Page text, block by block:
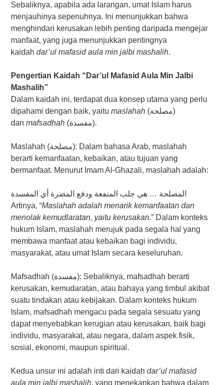
Sebaliknya, apabila ada larangan, umat Islam harus
menjauhinya sepenuhnya. Ini menunjukkan bahwa
menghindari kerusakan lebih penting daripada mengejar
manfaat, yang juga menunjukkan pentingnya
kaidah dar’ul mafasid aula min jalbi mashalih.
Pengertian Kaidah “Dar’ul Mafasid Aula Min Jalbi
Mashalih”
Dalam kaidah ini, terdapat dua konsep utama yang perlu
dipahami dengan baik, yaitu maslahah (مصلحة)
dan mafsadhah (مفسدة).
Maslahah (مصلحة): Dalam bahasa Arab, maslahah
berarti kemanfaatan, kebaikan, atau tujuan yang
bermanfaat. Menurut Imam Al-Ghazali, maslahah adalah:
المصلحة … هي جلب المنفعة ودفع المضرة أي المفسدة
Artinya, “Maslahah adalah menarik kemanfaatan dan
menolak kemudlaratan, yaitu kerusakan.” Dalam konteks
hukum Islam, maslahah merujuk pada segala hal yang
membawa manfaat atau kebaikan bagi individu,
masyarakat, atau umat Islam secara keseluruhan.
Mafsadhah (مفسدة): Sebaliknya, mafsadhah berarti
kerusakan, kemudaratan, atau bahaya yang timbul akibat
suatu tindakan atau kebijakan. Dalam konteks hukum
Islam, mafsadhah mengacu pada segala sesuatu yang
dapat menyebabkan kerugian atau kerusakan, baik bagi
individu, masyarakat, atau negara, dalam aspek fisik,
sosial, ekonomi, maupun spiritual.
Kedua unsur ini adalah inti dari kaidah dar’ul mafasid
aula min jalbi mashalih, yang menekankan bahwa dalam